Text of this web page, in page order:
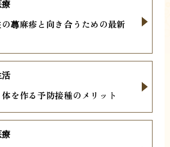
蕁麻疹と向き合うための最新
療
を作る予防接種のメリット
活
療